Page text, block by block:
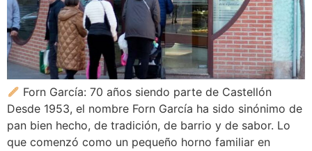
Forn García: 70 años siendo parte de Castellón
Desde 1953, el nombre Forn García ha sido sinónimo de
pan bien hecho, de tradición, de barrio y de sabor. Lo
que comenzó como un pequeño horno familiar en